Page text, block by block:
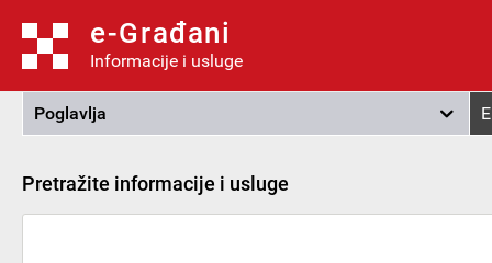
e-Građani
Informacije i usluge
Poglavlja
Pretražite informacije i usluge